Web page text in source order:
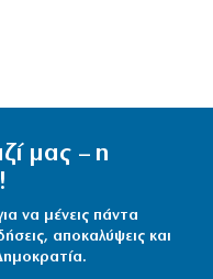
μας – η
να μένεις πάντα
αποκαλύψεις και